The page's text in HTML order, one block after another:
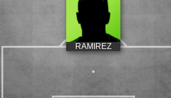
RAMIREZ